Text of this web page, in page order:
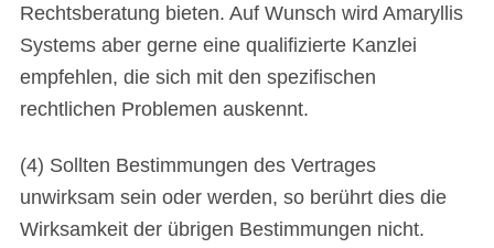
Rechtsberatung bieten. Auf Wunsch wird Amaryllis
Systems aber gerne eine qualifizierte Kanzlei
empfehlen, die sich mit den spezifischen
rechtlichen Problemen auskennt.
(4) Sollten Bestimmungen des Vertrages
unwirksam sein oder werden, so berührt dies die
Wirksamkeit der übrigen Bestimmungen nicht.